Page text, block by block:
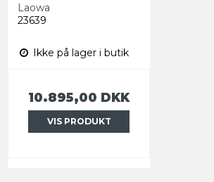
Laowa
23639
Ikke på lager i butik
10.895,00 DKK
VIS PRODUKT